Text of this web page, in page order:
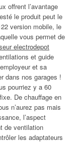
offrent l’avantage
le produit peut le
version mobile, le
vous permet de
electrodepot
et guide
et sa
dans nos garages !
pourriez y a 60
De chauffage en
n’aurez pas mais
l’aspect
de ventilation
les adaptateurs